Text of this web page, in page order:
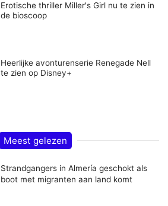
Erotische thriller Miller's Girl nu te zien in
de bioscoop
Heerlijke avonturenserie Renegade Nell
te zien op Disney+
Meest gelezen
Strandgangers in Almería geschokt als
boot met migranten aan land komt